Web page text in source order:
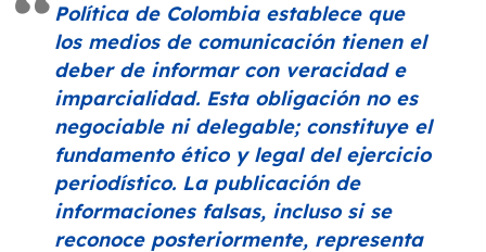
Política de Colombia establece que
los medios de comunicación tienen el
deber de informar con veracidad e
imparcialidad. Esta obligación no es
negociable ni delegable; constituye el
fundamento ético y legal del ejercicio
periodístico. La publicación de
informaciones falsas, incluso si se
reconoce posteriormente, representa